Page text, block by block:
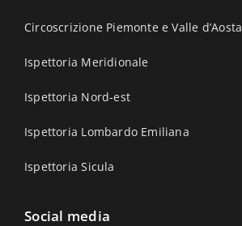
Circoscrizione Piemonte e Valle d’Aosta
Ispettoria Meridionale
Ispettoria Nord-est
Ispettoria Lombardo Emiliana
Ispettoria Sicula
Social media